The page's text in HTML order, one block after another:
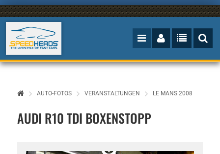
AUTO-FOTOS VERANSTALTUNGEN LE MANS 2008
AUDI R10 TDI BOXENSTOPP